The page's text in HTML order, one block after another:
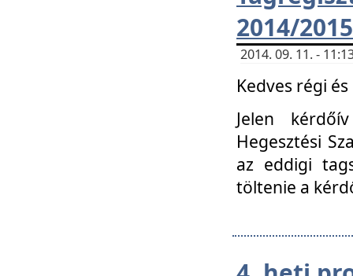
2014/
2014. 09. 11. -
Kedves régi
Jelen
Hegesztési
az eddigi
töltenie a